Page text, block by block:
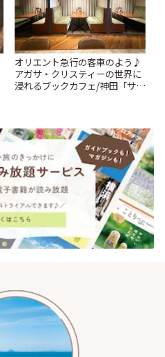
オリエント急行の客車のよう♪
アガサ・クリスティーの世界に
浸れるブックカフェ/神田「サロ